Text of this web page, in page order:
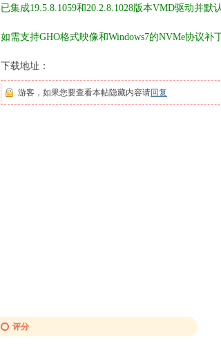
已集成19.5.8.1059和20.2.8.1028版本VMD驱动并默
如需支持GHO格式映像和Windows7的NVMe协议补
下载地址：
游客，如果您要查看本帖隐藏内容请回复
评分